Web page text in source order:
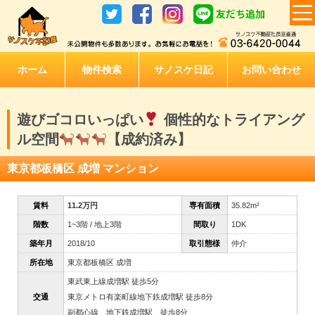
ホーム 物件検索 サノスケ日記 お問い合わせ
遊びゴコロいっぱい
個性的なトライアング
ル空間
【成約済み】
東京都板橋区 成増 マンション
賃料 11.2万円 専有面積 35.82m²
階数 1~3階 / 地上3階 間取り 1DK
築年月 2018/10 取引態様 仲介
所在地 東京都板橋区 成増
交通
東武東上線成増駅 徒歩5分
東京メトロ有楽町線地下鉄成増駅 徒歩8分
副都心線 地下鉄成増駅 徒歩8分